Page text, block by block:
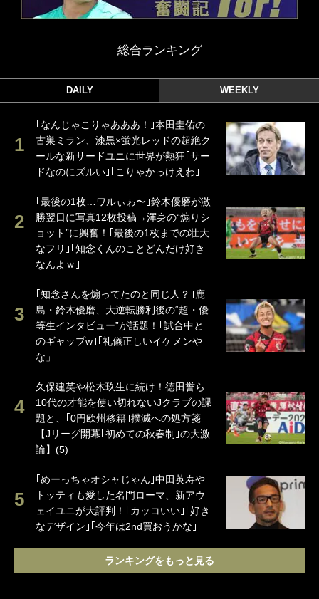
総合ランキング
DAILY WEEKLY
｢なんじゃこりゃあああ！｣本田圭佑の
古巣ミラン、漆黒×蛍光レッドの超絶ク
ールな新サードユニに世界が熱狂｢サー
ドなのにズルい｣｢こりゃかっけえわ｣
｢最後の1枚…ワルぃゎ〜｣鈴木優磨が激
勝翌日に写真12枚投稿→渾身の“煽りシ
ョット”に興奮！｢最後の1枚までの壮大
なフリ｣｢知念くんのことどんだけ好き
なんよｗ｣
｢知念さんを煽ってたのと同じ人？｣鹿
島・鈴木優磨、大逆転勝利後の“超・優
等生インタビュー”が話題！｢試合中と
のギャップw｣｢礼儀正しいイケメンや
な」
久保建英や松木玖生に続け！徳田誉ら
10代の才能を使い切れないJクラブの課
題と、｢0円欧州移籍｣撲滅への処方箋
【Jリーグ開幕｢初めての秋春制｣の大激
論】(5)
｢めーっちゃオシャじゃん｣中田英寿や
トッティも愛した名門ローマ、新アウ
ェイユニが大評判！｢カッコいい｣｢好き
なデザイン｣｢今年は2nd買おうかな｣
ランキングをもっと見る